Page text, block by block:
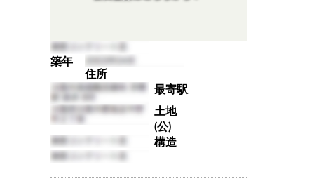
築年
住所
最寄駅
土地
(公)
構造